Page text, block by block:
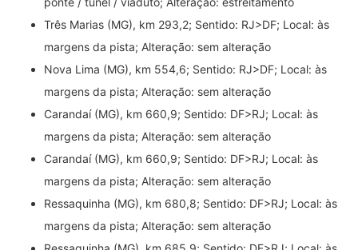
Três Marias (MG), km 293,2; Sentido: RJ>DF; Local: às
margens da pista; Alteração: sem alteração
Nova Lima (MG), km 554,6; Sentido: RJ>DF; Local: às
margens da pista; Alteração: sem alteração
Carandaí (MG), km 660,9; Sentido: DF>RJ; Local: às
margens da pista; Alteração: sem alteração
Carandaí (MG), km 660,9; Sentido: DF>RJ; Local: às
margens da pista; Alteração: sem alteração
Ressaquinha (MG), km 680,8; Sentido: DF>RJ; Local: às
margens da pista; Alteração: sem alteração